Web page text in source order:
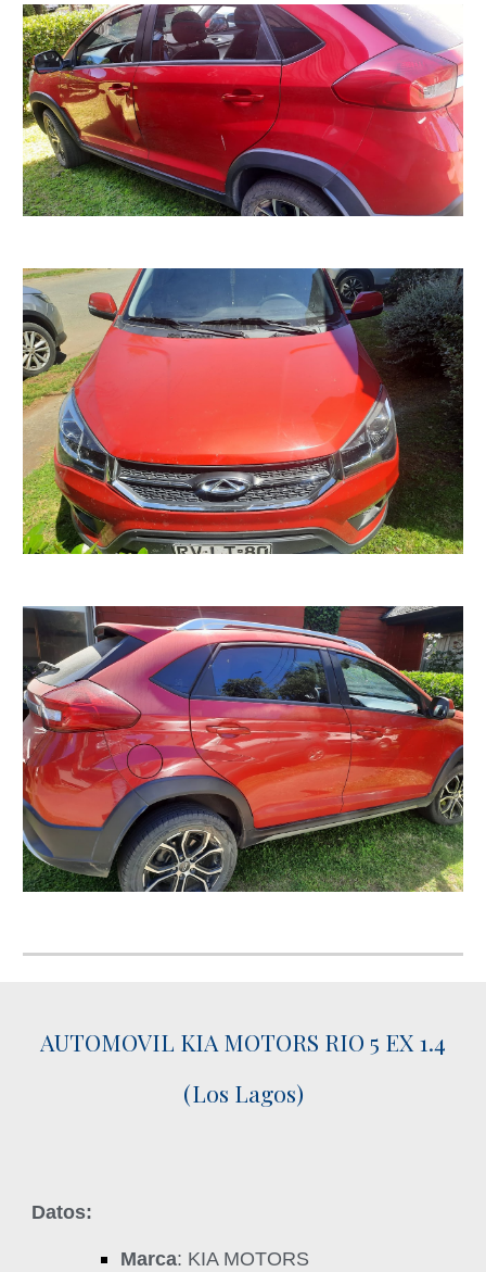
AUTOMOVIL KIA MOTORS RIO 5 EX 1.4
(Los Lagos)
Datos:
Marca: KIA MOTORS